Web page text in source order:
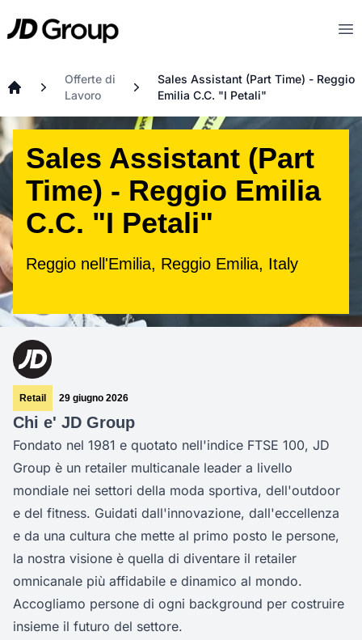
JD
Offerte di
Lavoro
Sales Assistant (Part Time) - Reggio
Emilia C.C. "I Petali"
Sales Assistant (Part
Time) - Reggio Emilia
C.C. "I Petali"
Reggio nell'Emilia, Reggio Emilia, Italy
Retail 29 giugno 2026
Chi e' JD Group
Fondato nel 1981 e quotato nell'indice FTSE 100, JD
Group è un retailer multicanale leader a livello
mondiale nei settori della moda sportiva, dell'outdoor
e del fitness. Guidati dall'innovazione, dall'eccellenza
e da una cultura che mette al primo posto le persone,
la nostra visione è quella di diventare il retailer
omnicanale più affidabile e dinamico al mondo.
Accogliamo persone di ogni background per costruire
insieme il futuro del settore.